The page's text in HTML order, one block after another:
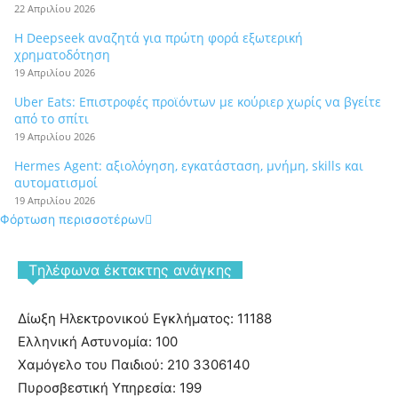
22 Απριλίου 2026
Η Deepseek αναζητά για πρώτη φορά εξωτερική
χρηματοδότηση
19 Απριλίου 2026
Uber Eats: Επιστροφές προϊόντων με κούριερ χωρίς να βγείτε
από το σπίτι
19 Απριλίου 2026
Hermes Agent: αξιολόγηση, εγκατάσταση, μνήμη, skills και
αυτοματισμοί
19 Απριλίου 2026
Φόρτωση περισσοτέρων
Tηλέφωνα έκτακτης ανάγκης
Δίωξη Ηλεκτρονικού Εγκλήματος: 11188
Ελληνική Αστυνομία: 100
Χαμόγελο του Παιδιού: 210 3306140
Πυροσβεστική Υπηρεσία: 199